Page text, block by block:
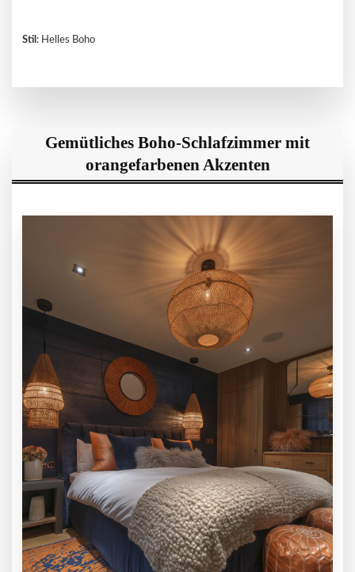
Stil : Helles Boho
Gemütliches Boho-Schlafzimmer mit
orangefarbenen Akzenten